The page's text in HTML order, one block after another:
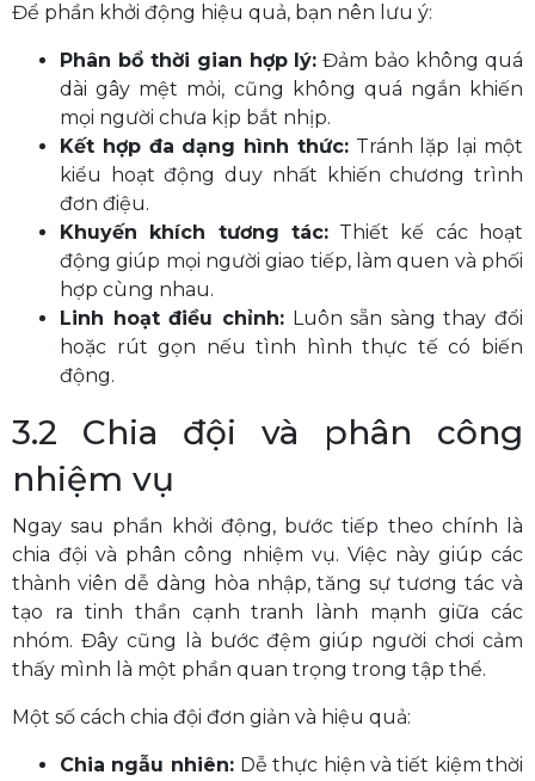
Để phần khởi động hiệu quả, bạn nên lưu ý:
Phân bổ thời gian hợp lý: Đảm bảo không quá
dài gây mệt mỏi, cũng không quá ngắn khiến
mọi người chưa kịp bắt nhịp.
Kết hợp đa dạng hình thức:Tránh lặp lại một
kiểu hoạt động duy nhất khiến chương trình
đơn điệu.
Khuyến khích tương tác:Thiết kế các hoạt
động giúp mọi người giao tiếp, làm quen và phối
hợp cùng nhau.
Linh hoạt điều chỉnh:Luôn sẵn sàng thay đổi
hoặc rút gọn nếu tình hình thực tế có biến
động.
3.2 Chia đội và phân công
nhiệm vụ
Ngay sau phần khởi động, bước tiếp theo chính là
chia đội và phân công nhiệm vụ. Việc này giúp các
thành viên dễ dàng hòa nhập, tăng sự tương tác và
tạo ra tinh thần cạnh tranh lành mạnh giữa các
nhóm. Đây cũng là bước đệm giúp người chơi cảm
thấy mình là một phần quan trọng trong tập thể.
Một số cách chia đội đơn giản và hiệu quả:
Chia ngẫu nhiên: Dễ thực hiện và tiết kiệm thời